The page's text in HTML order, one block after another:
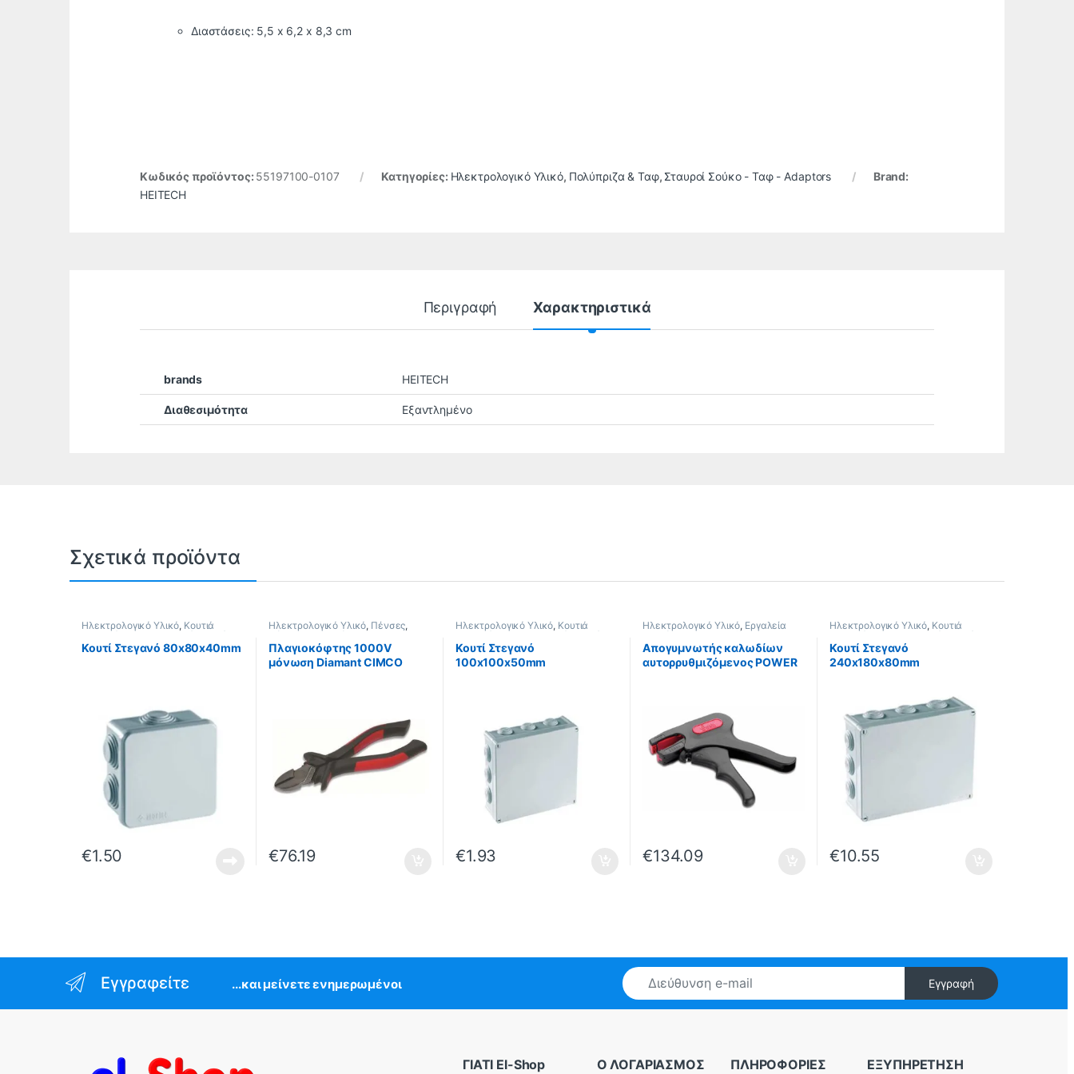
Διαστάσεις: 5,5 x 6,2 x 8,3 cm
Κωδικός προϊόντος: 55197100-0107 Κατηγορίες: Ηλεκτρολογικό Υλικό, Πολύπριζα & Ταφ, Σταυροί Σούκο - Ταφ - Adaptors
Brand:
HEITECH
Περιγραφή Χαρακτηριστικά
brands HEITECH
Διαθεσιμότητα Εξαντλημένο
Σχετικά προϊόντα
Ηλεκτρολογικό Υλικό, Κουτιά
Στεγανά
Ηλεκτρολογικά Κουτιά
Κουτί Στεγανό 80x80x40mm
€1.50
Ηλεκτρολογικό Υλικό, Πένσες,
Πένσες ασφαλείας Diamant Plus
κόκκινο-μαύρο,ΕΡΓΑΛΕΙΑ
Πλαγιοκόφτης 1000V
μόνωση Diamant CIMCO
€76.19
Ηλεκτρολογικό Υλικό, Κουτιά
Στεγανά
Ηλεκτρολογικά Κουτιά
Κουτί Στεγανό
100x100x50mm
€1.93
Ηλεκτρολογικό Υλικό, Εργαλεία
απογύμνωσης καλωδίων
Απογυμνωτές καλωδίων αυτόματοι
ΕΡΓΑΛΕΙΑ
Απογυμνωτής καλωδίων
αυτορρυθμιζόμενος POWER
€134.09
Ηλεκτρολογικό Υλικό, Κουτιά
Στεγανά
Ηλεκτρολογικά Κουτιά
Κουτί Στεγανό
240x180x80mm
€10.55
Εγγραφείτε ...και μείνετε ενημερωμένοι
E
m
a
Εγγραφή
ΓΙΑΤΙ El-Shop
Ο ΛΟΓΑΡΙΑΣΜΟΣ
ΠΛΗΡΟΦΟΡΙΕΣ ΕΞΥΠΗΡΕΤΗΣΗ